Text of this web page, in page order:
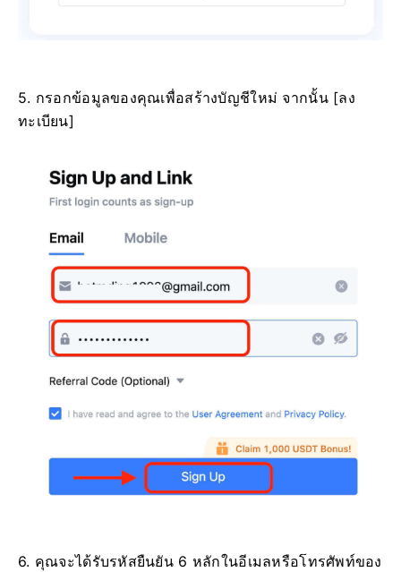
5. กรอกข้อมูลของคุณเพื่อสร้างบัญชีใหม่ จากนั้น [ลง
ทะเบียน]
6. คุณจะได้รับรหัสยืนยัน 6 หลักในอีเมลหรือโทรศัพท์ของ